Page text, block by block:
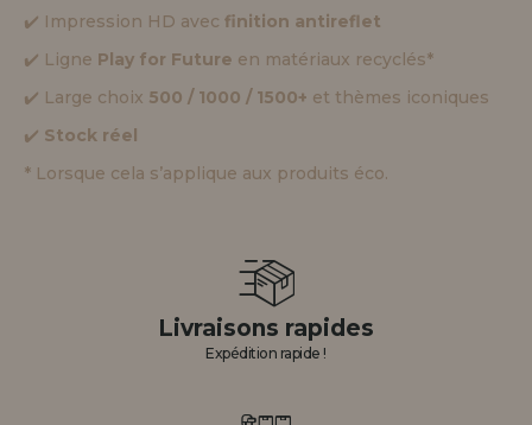
✔️ Impression HD avec finition antireflet
✔️ Ligne Play for Future en matériaux recyclés*
✔️ Large choix 500 / 1000 / 1500+ et thèmes iconiques
✔️ Stock réel
* Lorsque cela s’applique aux produits éco.
Livraisons rapides
Expédition rapide !